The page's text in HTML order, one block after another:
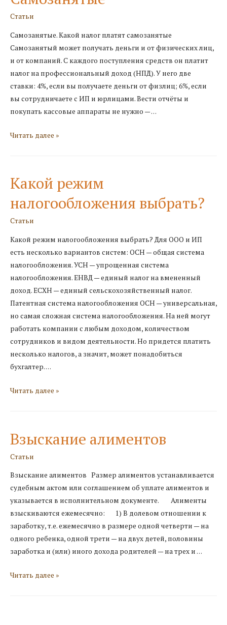
платит
договору?
Статьи
Самозанятые. Какой налог платят самозанятые
Самозанятый может получать деньги и от физических лиц,
и от компаний. С каждого поступления средств он платит
налог на профессиональный доход (НПД). У него две
ставки: 4%, если вы получаете деньги от физлиц; 6%, если
вы сотрудничаете с ИП и юрлицами. Вести отчёты и
покупать кассовые аппараты не нужно — …
Самозанятые
Читать далее »
Какой режим
налогообложения выбрать?
Статьи
Какой режим налогообложения выбрать? Для ООО и ИП
есть несколько вариантов систем: ОСН — общая система
налогообложения. УСН — упрощенная система
налогообложения. ЕНВД — единый налог на вмененный
доход. ЕСХН — единый сельскохозяйственный налог.
Патентная система налогообложения ОСН — универсальная,
но самая сложная система налогообложения. На ней могут
работать компании с любым доходом, количеством
сотрудников и видом деятельности. Но придется платить
несколько налогов, а значит, может понадобиться
бухгалтер. …
Какой
Читать далее »
Взыскание алиментов
Статьи
Взыскание алиментов Размер алиментов устанавливается
судебным актом или соглашением об уплате алиментов и
указывается в исполнительном документе. Алименты
взыскиваются ежемесячно: 1) В долевом отношении к
заработку, т.е. ежемесячно в размере одной четверти — на
одного ребенка, одной трети — на двух детей, половины
заработка и (или) иного дохода родителей — на трех и …
Взыскание
Читать далее »